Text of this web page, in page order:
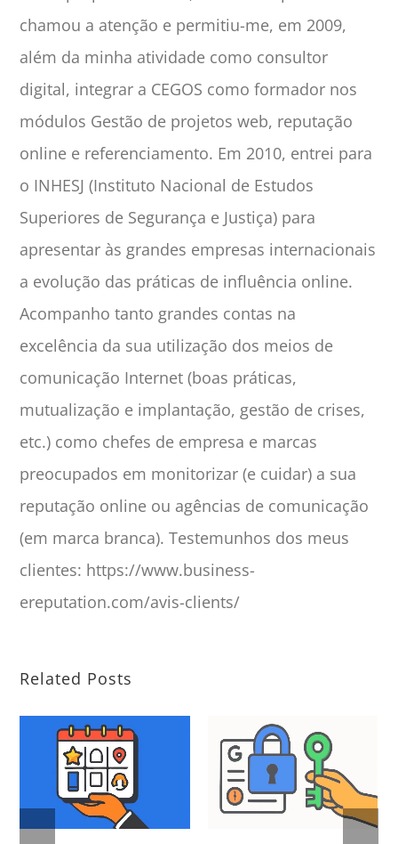
chamou a atenção e permitiu-me, em 2009,
além da minha atividade como consultor
digital, integrar a CEGOS como formador nos
módulos Gestão de projetos web, reputação
online e referenciamento. Em 2010, entrei para
o INHESJ (Instituto Nacional de Estudos
Superiores de Segurança e Justiça) para
apresentar às grandes empresas internacionais
a evolução das práticas de influência online.
Acompanho tanto grandes contas na
excelência da sua utilização dos meios de
comunicação Internet (boas práticas,
mutualização e implantação, gestão de crises,
etc.) como chefes de empresa e marcas
preocupados em monitorizar (e cuidar) a sua
reputação online ou agências de comunicação
(em marca branca). Testemunhos dos meus
clientes: https://www.business-
ereputation.com/avis-clients/
Related Posts